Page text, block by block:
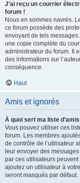
J’ai reçu un courrier
forum !
Nous en sommes navrés.
ce forum possède des
envoyant de tels
une copie complète du
administrateur du forum. Il
des informations sur
conséquence.
Haut
Amis et ignorés
À quoi sert ma liste
Vous pouvez utiliser ces
forum. Les membres
de contrôle de l’utilisateur
leur envoyer des
par ces utilisateurs
ajoutez un utilisateur à
seront masqués par défaut.